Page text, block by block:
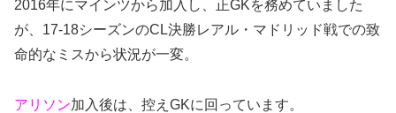
2016年にマインツから加入し、正GKを務めていました
が、17-18シーズンのCL決勝レアル・マドリッド戦での致
命的なミスから状況が一変。
アリソン加入後は、控えGKに回っています。